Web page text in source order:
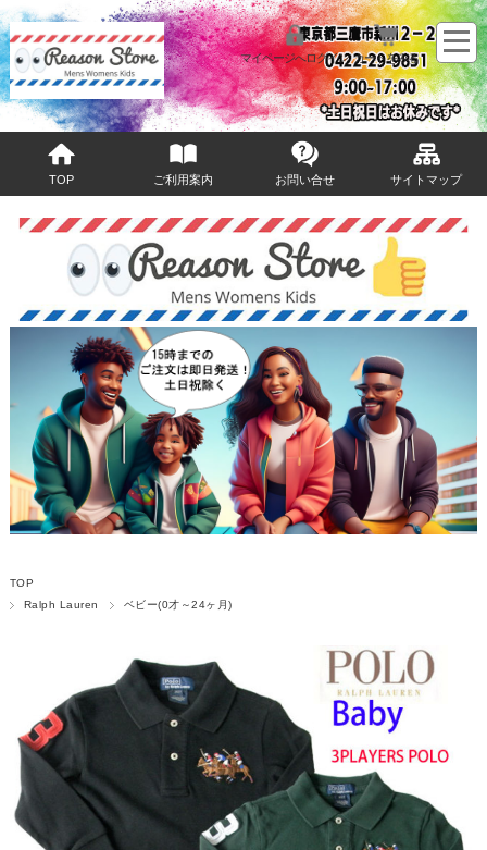
マイページへログイン カートをみる
TOP ご利用案内 お問い合せ サイトマップ
TOP
Ralph Lauren
ベビー(0才～24ヶ月)